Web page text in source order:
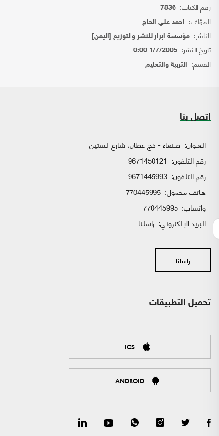
رقم الكتاب: 7836
المؤلف: احمد علي الحاج
الناشر: مؤسسة ابرار للنشر والتوزيع [اليمن]
تاريخ النشر: 1/7/2005 0:00
القسم: التربية والتعليم
اتصل بنا
العنوان: صنعاء - فج عطان، شارع الستين
رقم التلفون: 9671450121
رقم التلفون: 9671445993
هاتف محمول: 770445995
واتساب:
البريد الإلكتروني: راسلنا
راسلنا
تحميل التطبيقات
IOS
ANDROID